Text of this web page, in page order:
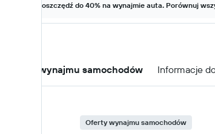
Zaoszczędź do 40% na wynajmie auta. Porównuj
Oferty wynajmu samochodów Informacje
Oferty wynajmu samochodów